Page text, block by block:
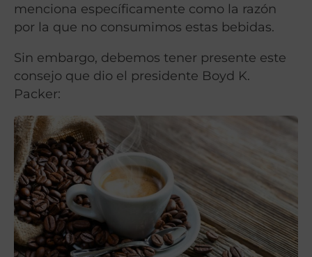
menciona específicamente como la razón
por la que no consumimos estas bebidas.
Sin embargo, debemos tener presente este
consejo que dio el presidente Boyd K.
Packer: